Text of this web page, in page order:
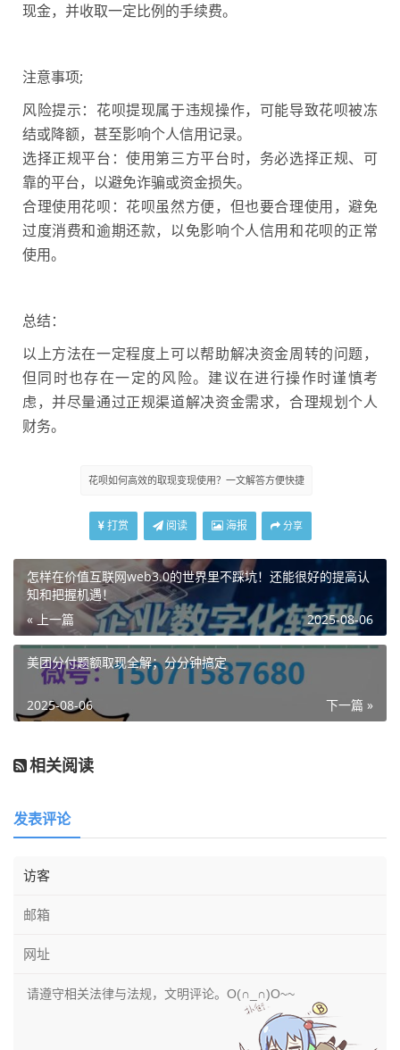
现金，并收取一定比例的手续费。
注意事项;
风险提示：花呗提现属于违规操作，可能导致花呗被冻
结或降额，甚至影响个人信用记录。
选择正规平台：使用第三方平台时，务必选择正规、可
靠的平台，以避免诈骗或资金损失。
合理使用花呗：花呗虽然方便，但也要合理使用，避免
过度消费和逾期还款，以免影响个人信用和花呗的正常
使用。
总结：
以上方法在一定程度上可以帮助解决资金周转的问题，
但同时也存在一定的风险。建议在进行操作时谨慎考
虑，并尽量通过正规渠道解决资金需求，合理规划个人
财务。
花呗如何高效的取现变现使用？一文解答方便快捷
打赏 阅读 海报 分享
怎样在价值互联网web3.0的世界里不踩坑！还能很好的提高认
知和把握机遇！
« 上一篇
2025-08-06
美团分付题额取现全解；分分钟搞定
下一篇 »
2025-08-06
相关阅读
发表评论